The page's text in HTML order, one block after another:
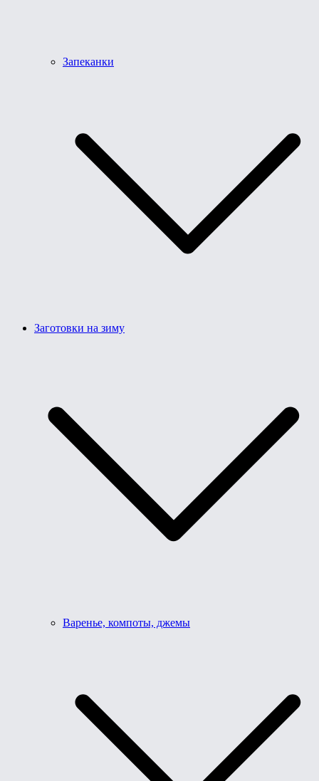
Запеканки
Заготовки на зиму
Варенье, компоты, джемы